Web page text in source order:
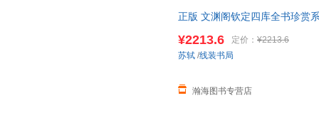
正版 文渊阁钦定四库全书珍赏
请联系客服】
¥2213.6 定价： ¥2213.6
瀚海图书专营店
苏轼 /线装书局